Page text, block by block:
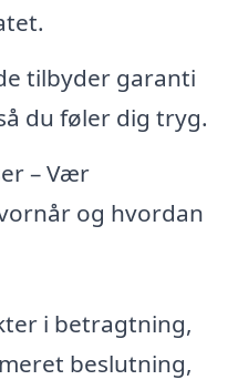
tilbyder garanti
du føler dig tryg.
– Vær
og hvordan
i betragtning,
beslutning,